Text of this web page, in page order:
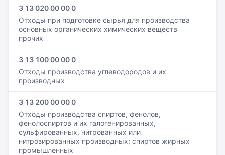
3 13 020 00 00 0
Отходы при подготовке сырья для производства
основных органических химических веществ
прочих
3 13 100 00 00 0
Отходы производства углеводородов и их
производных
3 13 200 00 00 0
Отходы производства спиртов, фенолов,
фенолоспиртов и их галогенированных,
сульфированных, нитрованных или
нитрозированных производных; спиртов жирных
промышленных